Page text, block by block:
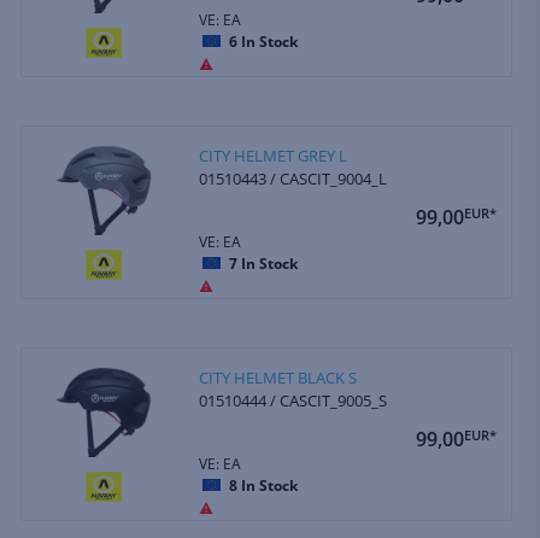
VE: EA
6 In Stock
CITY HELMET GREY L
01510443 / CASCIT_9004_L
99,00EUR*
VE: EA
7 In Stock
CITY HELMET BLACK S
01510444 / CASCIT_9005_S
99,00EUR*
VE: EA
8 In Stock